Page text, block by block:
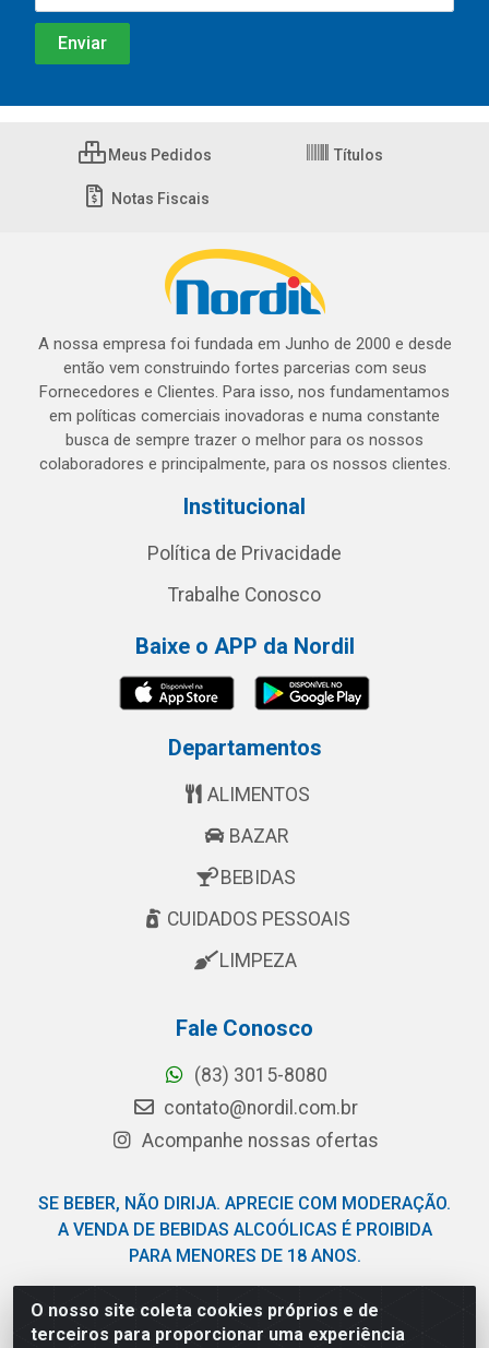
O nosso site coleta cookies próprios e de
terceiros para proporcionar uma experiência
Meus Pedidos Títulos
Notas Fiscais
A nossa empresa foi fundada em Junho de 2000 e desde
então vem construindo fortes parcerias com seus
Fornecedores e Clientes. Para isso, nos fundamentamos
em políticas comerciais inovadoras e numa constante
busca de sempre trazer o melhor para os nossos
colaboradores e principalmente, para os nossos clientes.
Institucional
Política de Privacidade
Trabalhe Conosco
Baixe o APP da Nordil
Departamentos
ALIMENTOS
BAZAR
BEBIDAS
CUIDADOS PESSOAIS
LIMPEZA
Fale Conosco
(83) 3015-8080
contato@nordil.com.br
Acompanhe nossas ofertas
SE BEBER, NÃO DIRIJA. APRECIE COM MODERAÇÃO.
A VENDA DE BEBIDAS ALCOÓLICAS É PROIBIDA
PARA MENORES DE 18 ANOS.
Nordil Distribuidora - Avenida Liberdade, 2738, Bloco F -